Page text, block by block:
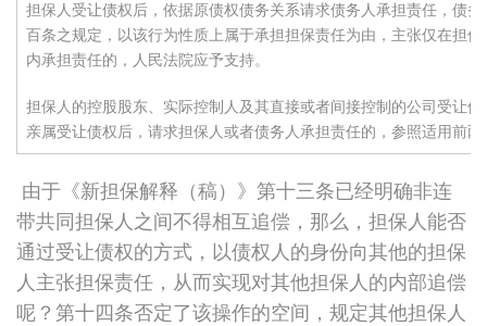
担保人受让债权后，依据原债权债务关系请求债务人承担责任，债
百条之规定，以该行为性质上属于承担担保责任为由，主张仅在担
内承担责任的，人民法院应予支持。
担保人的控股股东、实际控制人及其直接或者间接控制的公司受让
亲属受让债权后，请求担保人或者债务人承担责任的，参照适用前
由于《新担保解释（稿）》第十三条已经明确非连
带共同担保人之间不得相互追偿，那么，担保人能否
通过受让债权的方式，以债权人的身份向其他的担保
人主张担保责任，从而实现对其他担保人的内部追偿
呢？第十四条否定了该操作的空间，规定其他担保人